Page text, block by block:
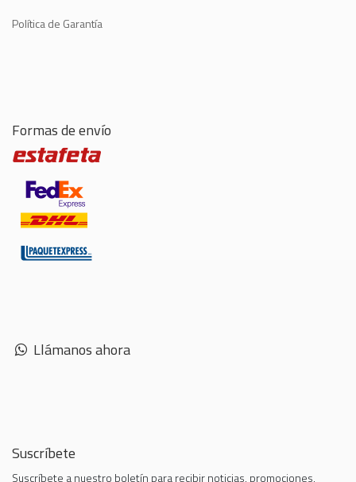
Política de Garantía
Formas de envío
Llámanos ahora
Suscríbete
Suscríbete a nuestro boletín para recibir noticias, promociones,